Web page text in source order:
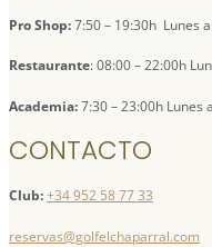
Pro Shop:7:50 – 19:30h Lunes
Restaurante: 08:00 – 22:00h
Academia:7:30 – 23:00h Lunes
CONTACTO
Club:+34 952 58 77 33
reservas@golfelchaparral.com